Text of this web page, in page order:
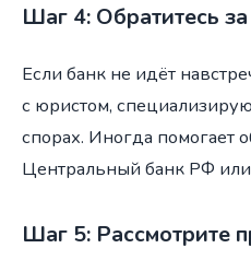
Шаг 4: Обратитесь
Если банк не идёт
с юристом,
спорах. Иногда помогает
Центральный банк РФ
Шаг 5: Рассмотрите